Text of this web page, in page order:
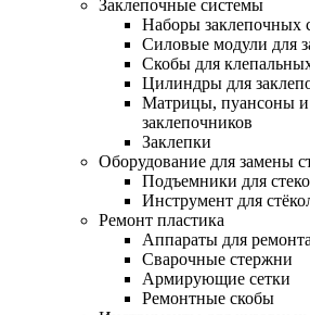
Заклепочные системы
Наборы заклепочных
Силовые модули для
Скобы для
Цилиндры для
Матрицы, пуансоны и
заклепочников
Заклепки
Оборудование для замены
Подъемники для
Инструмент для
Ремонт пластика
Аппараты для
Сварочные стержни
Армирующие сетки
Ремонтные скобы